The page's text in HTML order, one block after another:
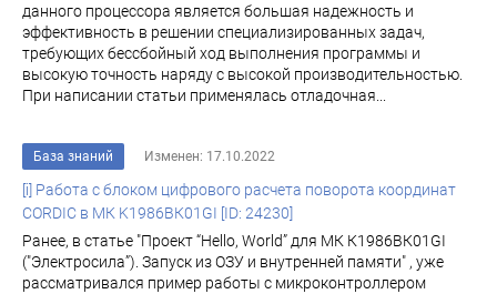
данного процессора является большая надежность и
эффективность в решении специализированных задач,
требующих бессбойный ход выполнения программы и
высокую точность наряду с высокой производительностью.
При написании статьи применялась отладочная...
База знаний Изменен: 17.10.2022
[i] Работа с блоком цифрового расчета поворота координат
CORDIC в МК K1986ВК01GI [ID: 24230]
Ранее, в статье "Проект “Hello, World” для МК К1986ВК01GI
("Электросила”). Запуск из ОЗУ и внутренней памяти" , уже
рассматривалcя пример работы с микроконтроллером